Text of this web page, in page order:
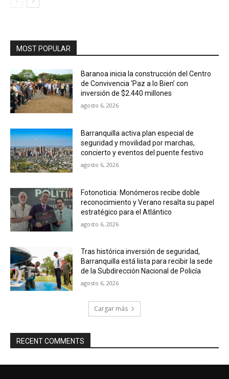
MOST POPULAR
Baranoa inicia la construcción del Centro
de Convivencia ‘Paz a lo Bien’ con
inversión de $2.440 millones
agosto 6, 2026
Barranquilla activa plan especial de
seguridad y movilidad por marchas,
concierto y eventos del puente festivo
agosto 6, 2026
Fotonoticia: Monómeros recibe doble
reconocimiento y Verano resalta su papel
estratégico para el Atlántico
agosto 6, 2026
Tras histórica inversión de seguridad,
Barranquilla está lista para recibir la sede
de la Subdirección Nacional de Policía
agosto 6, 2026
Cargar más
RECENT COMMENTS